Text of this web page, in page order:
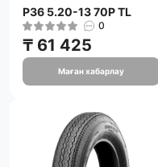
P36 5.20-13 70P TL
0
₸ 61 425
Маған хабарлау